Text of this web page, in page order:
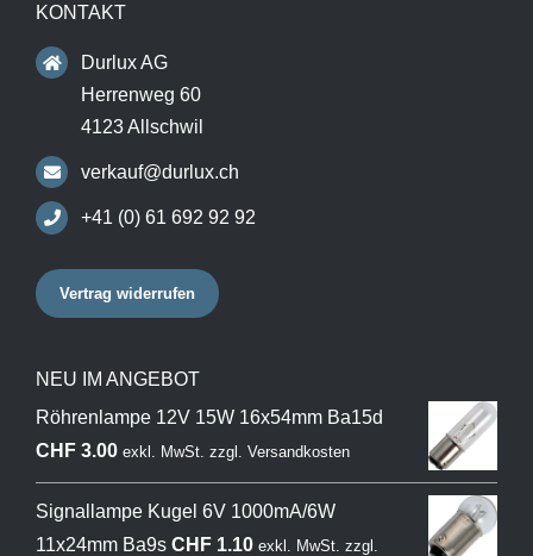
KONTAKT
Durlux AG
Herrenweg 60
4123 Allschwil
verkauf@durlux.ch
+41 (0) 61 692 92 92
Vertrag widerrufen
NEU IM ANGEBOT
Röhrenlampe 12V 15W 16x54mm Ba15d
CHF3.00 exkl. MwSt. zzgl. Versandkosten
Signallampe Kugel 6V 1000mA/6W
11x24mm Ba9s CHF1.10 exkl. MwSt. zzgl.